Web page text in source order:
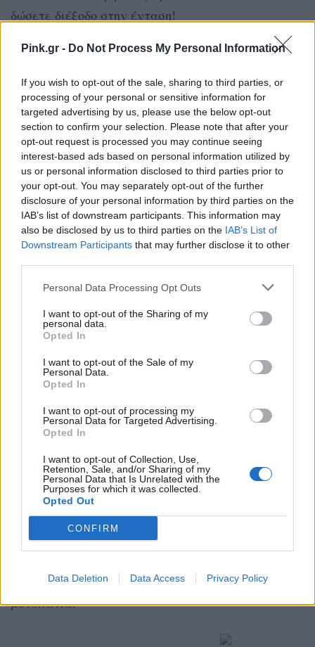
Pink.gr - Do Not Process My Personal Information
If you wish to opt-out of the sale, sharing to third parties, or
processing of your personal or sensitive information for
targeted advertising by us, please use the below opt-out
section to confirm your selection. Please note that after your
opt-out request is processed you may continue seeing
interest-based ads based on personal information utilized by
us or personal information disclosed to third parties prior to
your opt-out. You may separately opt-out of the further
disclosure of your personal information by third parties on the
IAB’s list of downstream participants. This information may
also be disclosed by us to third parties on the IAB’s List of
Downstream Participants that may further disclose it to other
Personal Data Processing Opt Outs
I want to opt-out of the Sharing of my
personal data.
Opted In
I want to opt-out of the Sale of my
Personal Data.
Opted In
I want to opt-out of processing my
Personal Data for Targeted Advertising.
Opted In
I want to opt-out of Collection, Use,
Retention, Sale, and/or Sharing of my
Personal Data that Is Unrelated with the
Purposes for which it was collected.
Opted Out
CONFIRM
Data Deletion Data Access Privacy Policy
δώσετε διέξοδο στην ένταση!
Να ξέρετε ότι η ενέργειά σας θα
φύγει τόσο γρήγορα όσο ήρθε…
Καλός είναι ο ενθουσιασμός, όμως
χρειάζονται εχέγγυα πριν
παραδοθείτε σε οτιδήποτε
«λάμπει»!
ΣΚΟΡΠΙΟΣ
Η μέρα θέλει λίγο τσαγανό - από
μια τολμηρή ενδυματολογική
επιλογή μέχρι τα συναισθήματα.
ΤΟΞΟΤΗΣ
Η αυθεντικότητα μπορεί να σας
ανοίξει πολλές καινούργιες
πόρτες!
ΑΙΓΟΚΕΡΩΣ
Μην ορμάτε στις προσεγγίσεις
εξερευνήσετε τα νέα σας
μονοπάτια!